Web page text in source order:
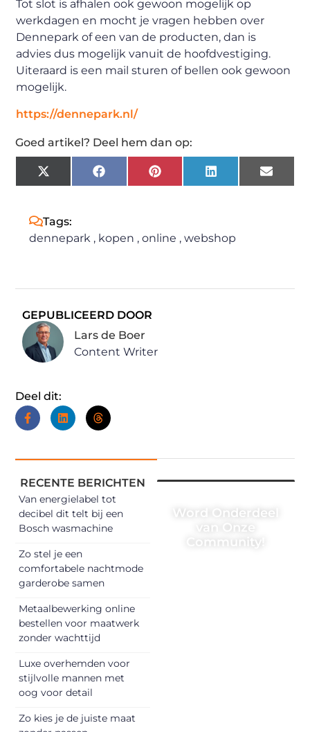
Tot slot is afhalen ook gewoon mogelijk op
werkdagen en mocht je vragen hebben over
Dennepark of een van de producten, dan is
advies dus mogelijk vanuit de hoofdvestiging.
Uiteraard is een mail sturen of bellen ook gewoon
mogelijk.
https://dennepark.nl/
Goed artikel? Deel hem dan op:
X
(Twitter)
FacebookPinterestLinkedIn Email
Tags:
dennepark , kopen ,online ,webshop
GEPUBLICEERD DOOR
Lars de Boer
Content Writer
Deel dit:
RECENTE BERICHTEN
Van energielabel tot
decibel dit telt bij een
Bosch wasmachine
Zo stel je een
comfortabele nachtmode
garderobe samen
Metaalbewerking online
bestellen voor maatwerk
zonder wachttijd
Luxe overhemden voor
stijlvolle mannen met
oog voor detail
Zo kies je de juiste maat
Word Onderdeel
van Onze
Community!